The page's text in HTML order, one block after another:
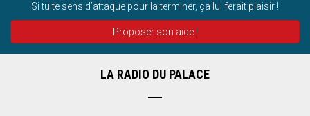
Si tu te sens d’attaque pour la terminer, ça lui ferait plaisir !
Proposer son aide !
LA RADIO DU PALACE